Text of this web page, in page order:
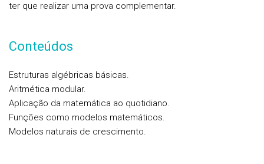
ter que realizar uma prova complementar.
Conteúdos
Estruturas algébricas básicas.
Aritmética modular.
Aplicação da matemática ao quotidiano.
Funções como modelos matemáticos.
Modelos naturais de crescimento.